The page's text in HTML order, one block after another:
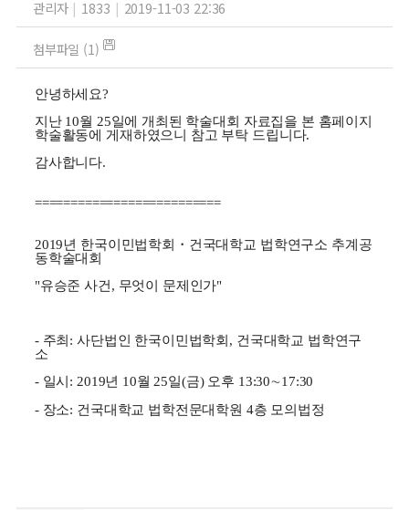
관리자 | 1833 | 2019-11-03 22:36
첨부파일 (1)
안녕하세요?
지난 10월 25일에 개최된 학술대회 자료집을 본 홈페이지
학술활동에 게재하였으니 참고 부탁 드립니다.
감사합니다.
==========================
2019년 한국이민법학회・건국대학교 법학연구소 추계공
동학술대회
"유승준 사건, 무엇이 문제인가"
- 주최: 사단법인 한국이민법학회, 건국대학교 법학연구
소
- 일시: 2019년 10월 25일(금) 오후 13:30∼17:30
- 장소: 건국대학교 법학전문대학원 4층 모의법정